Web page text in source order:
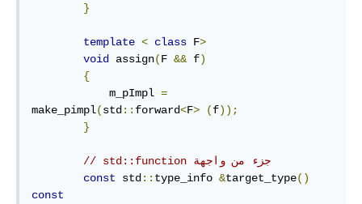
}
template < class F>
void
assign(F && f)
{
            m_pImpl
=
make_pimpl(std :: forward<F> (f));
}
// std::function جزء من واجهة
const std :: type_info &target_type()
const